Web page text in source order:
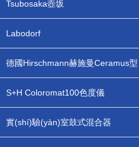
Tsubosaka壺坂
Labodorf
S+H Coloromat100色度儀
實(shí)驗(yàn)室鼓式混合器